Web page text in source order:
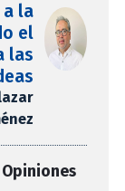
a la
el
las
Opiniones